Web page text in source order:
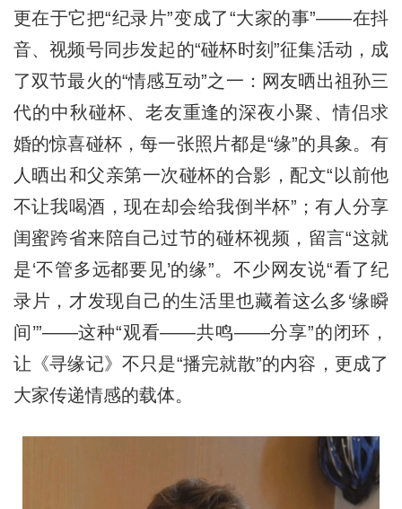
更在于它把“纪录片”变成了“大家的事”——在抖
音、视频号同步发起的“碰杯时刻”征集活动，成
了双节最火的“情感互动”之一：网友晒出祖孙三
代的中秋碰杯、老友重逢的深夜小聚、情侣求
婚的惊喜碰杯，每一张照片都是“缘”的具象。有
人晒出和父亲第一次碰杯的合影，配文“以前他
不让我喝酒，现在却会给我倒半杯”；有人分享
闺蜜跨省来陪自己过节的碰杯视频，留言“这就
是‘不管多远都要见’的缘”。不少网友说“看了纪
录片，才发现自己的生活里也藏着这么多‘缘瞬
间’”——这种“观看——共鸣——分享”的闭环，
让《寻缘记》不只是“播完就散”的内容，更成了
大家传递情感的载体。